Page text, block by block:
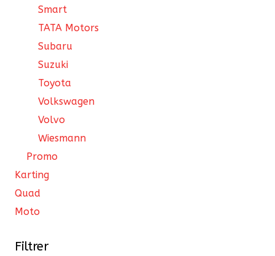
Smart
TATA Motors
Subaru
Suzuki
Toyota
Volkswagen
Volvo
Wiesmann
Promo
Karting
Quad
Moto
Filtrer